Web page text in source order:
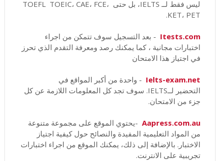
ليس فقط لــ IELTS، بل حتى TOEFL TOEIC، CAE، FCE،
KET، PET.
Itests.com - بعد التسجيل سوف تتمكن من اجراء
اختبارات مجانية ، كما يمكنك رصد ومعرفة التقدم الذي تحرز
في اجتياز هذا الامتحان
Ielts-exam.net - واحدة من أكبر المواقع في
التحضير لــIELTS. سوف تجد كل المعلومات اللازمة عن كل
جزء من الامتحان.
Aapress.com.au-يحتوي الموقع على مجموعة متنوعة
من المواد التعليمية المفيدة والنصائح حول كيفية اجتياز
الاختبار. بالإضافة إلى ذلك، يمكنك الموقع من اجراء اختبارات
تجريبية على الانترنت.